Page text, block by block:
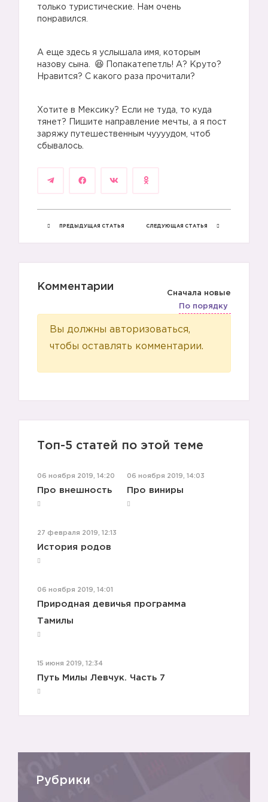
только туристические. Нам очень
понравился.
А еще здесь я услышала имя, которым
назову сына.
Попакатепетль! А? Круто?
Нравится? С какого раза прочитали?
Хотите в Мексику? Если не туда, то куда
тянет? Пишите направление мечты, а я пост
заряжу путешественным чуууудом, чтоб
сбывалось.
ПРЕДЫДУЩАЯ СТАТЬЯ СЛЕДУЮЩАЯ СТАТЬЯ
Комментарии
Сначала новые
По порядку
Вы должны авторизоваться,
чтобы оставлять комментарии.
Топ-5 статей по этой теме
06 ноября 2019, 14:20
Про внешность
06 ноября 2019, 14:03
Про виниры
27 февраля 2019, 12:13
История родов
06 ноября 2019, 14:01
Природная девичья программа
Тамилы
15 июня 2019, 12:34
Путь Милы Левчук. Часть 7
Рубрики